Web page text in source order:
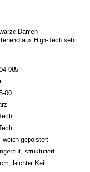
Damen-
aus High-Tech sehr
085
00
weich gepolstert
strukturiert
leichter Keil